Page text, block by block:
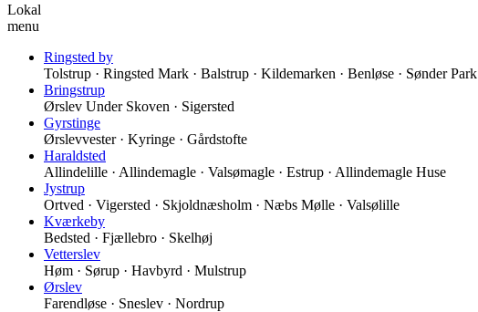
Lokal
menu
Ringsted by
Tolstrup · Ringsted Mark · Balstrup · Kildemarken · Benløse · Sønder Park
Bringstrup
Ørslev Under Skoven · Sigersted
Gyrstinge
Ørslevvester · Kyringe · Gårdstofte
Haraldsted
Allindelille · Allindemagle · Valsømagle · Estrup · Allindemagle Huse
Jystrup
Ortved · Vigersted · Skjoldnæsholm · Næbs Mølle · Valsølille
Kværkeby
Bedsted · Fjællebro · Skelhøj
Vetterslev
Høm · Sørup · Havbyrd · Mulstrup
Ørslev
Farendløse · Sneslev · Nordrup